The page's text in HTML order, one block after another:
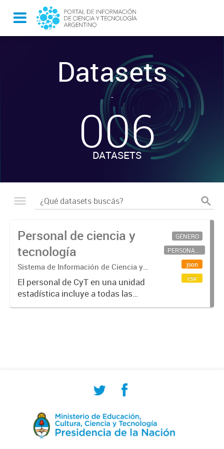
Datasets
-
006
DATASETS
Personal de ciencia y
tecnología
Sistema de Información de Ciencia y
Tecnología Argentino (SICYTAR)
El personal de CyT en una unidad
estadística incluye a todas las
personas involucradas
GÉNERO
PERSONAL CIENTÍFICO-TECNOLÓGICO
json
csv